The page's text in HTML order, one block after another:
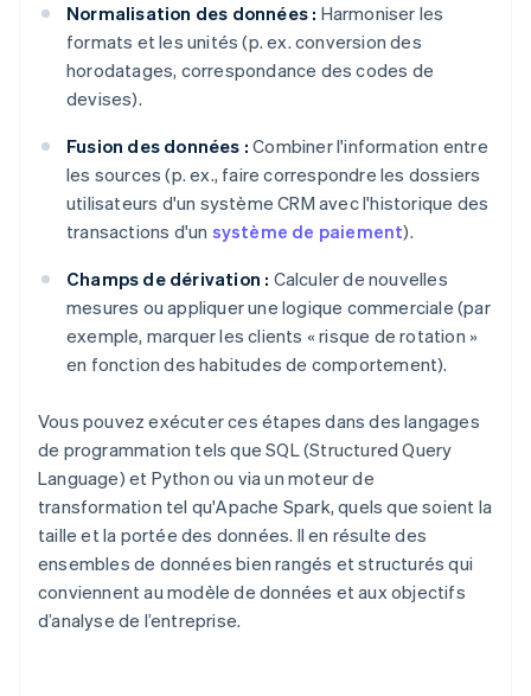
Normalisation des données : Harmoniser les
formats et les unités (p. ex. conversion des
horodatages, correspondance des codes de
devises).
Fusion des données : Combiner l'information entre
les sources (p. ex., faire correspondre les dossiers
utilisateurs d'un système CRM avec l'historique des
transactions d'un système de paiement).
Champs de dérivation : Calculer de nouvelles
mesures ou appliquer une logique commerciale (par
exemple, marquer les clients « risque de rotation »
en fonction des habitudes de comportement).
Vous pouvez exécuter ces étapes dans des langages
de programmation tels que SQL (Structured Query
Language) et Python ou via un moteur de
transformation tel qu'Apache Spark, quels que soient la
taille et la portée des données. Il en résulte des
ensembles de données bien rangés et structurés qui
conviennent au modèle de données et aux objectifs
d’analyse de l’entreprise.